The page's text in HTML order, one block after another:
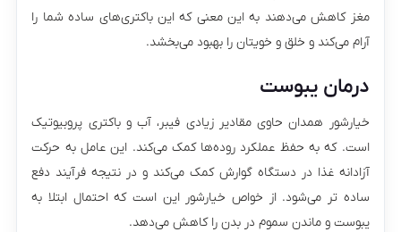
مغز کاهش می‌دهند به این معنی که این باکتری‌های ساده شما را
آرام می‌کند و خلق و خویتان را بهبود می‌بخشد.
درمان یبوست
خیارشور همدان حاوی مقادیر زیادی فیبر، آب و باکتری پروبیوتیک
است. که به حفظ عملکرد روده‌ها کمک می‌کند. این عامل به حرکت
آزادانه غذا در دستگاه گوارش کمک می‌کند و در نتیجه فرآیند دفع
ساده تر می‌شود. از خواص خیارشور این است که احتمال ابتلا به
یبوست و ماندن سموم در بدن را کاهش می‌دهد.